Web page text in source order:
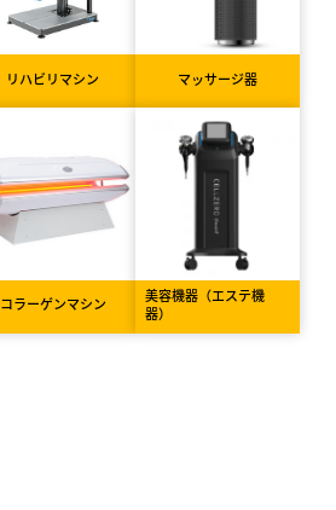
リハビリマシン マッサージ器
コラーゲンマシン
美容機器（エステ機
器）